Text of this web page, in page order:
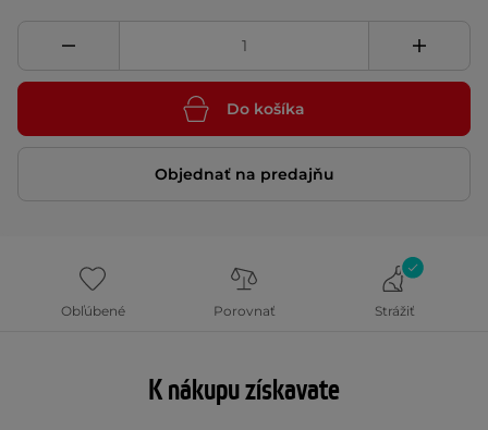
Do košíka
Objednať na predajňu
Obľúbené Porovnať Strážiť
K nákupu získavate